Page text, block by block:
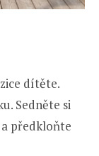
dítěte.
Sedněte si
předkloňte